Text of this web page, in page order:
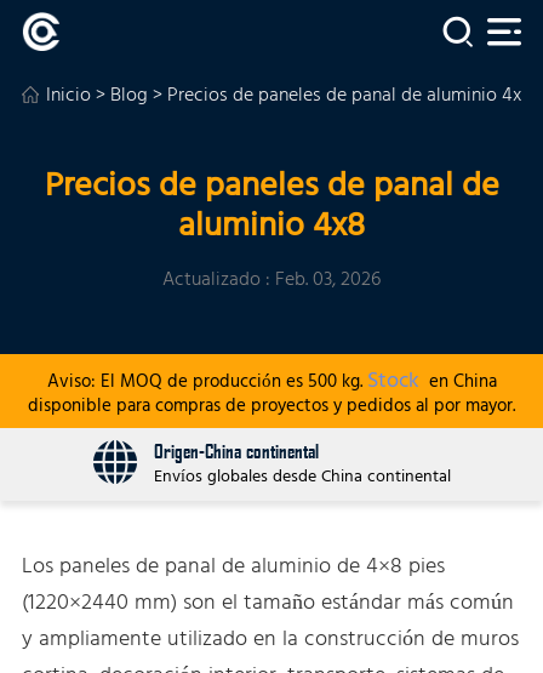
Inicio>Blog> Precios de paneles de panal de aluminio 4x8
Precios de paneles de panal de
aluminio 4x8
Actualizado : Feb. 03, 2026
Aviso: El MOQ de producción es 500 kg. Stock en China
disponible para compras de proyectos y pedidos al por mayor.
Origen-China continental
Envíos globales desde China continental
Los paneles de panal de aluminio de 4×8 pies
(1220×2440 mm) son el tamaño estándar más común
y ampliamente utilizado en la construcción de muros